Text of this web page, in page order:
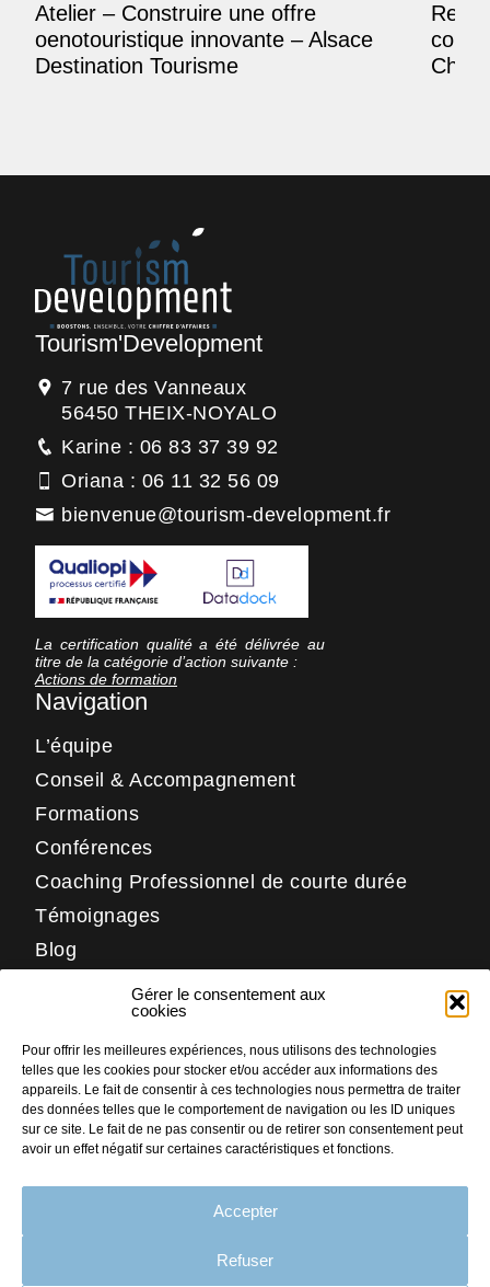
Gérer le consentement aux
cookies
Pour offrir les meilleures expériences, nous utilisons des technologies
telles que les cookies pour stocker et/ou accéder aux informations des
appareils. Le fait de consentir à ces technologies nous permettra de traiter
des données telles que le comportement de navigation ou les ID uniques
sur ce site. Le fait de ne pas consentir ou de retirer son consentement peut
avoir un effet négatif sur certaines caractéristiques et fonctions.
Accepter
Refuser
Atelier – Construire une offre
oenotouristique innovante – Alsace
Destination Tourisme
Tourism'Development
7 rue des Vanneaux
56450 THEIX-NOYALO
Karine : 06 83 37 39 92
Oriana : 06 11 32 56 09
bienvenue@tourism-development.fr
La certification qualité a été délivrée au
titre de la catégorie d’action suivante :
Actions de formation
Navigation
L’équipe
Conseil & Accompagnement
Formations
Conférences
Coaching Professionnel de courte durée
Témoignages
Blog
LinkedIn
Facebook
Instagram
PLAN DU SITE
MENTIONS LÉGALES
CRÉDITS